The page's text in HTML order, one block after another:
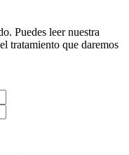
Puedes leer nuestra
tratamiento que daremos